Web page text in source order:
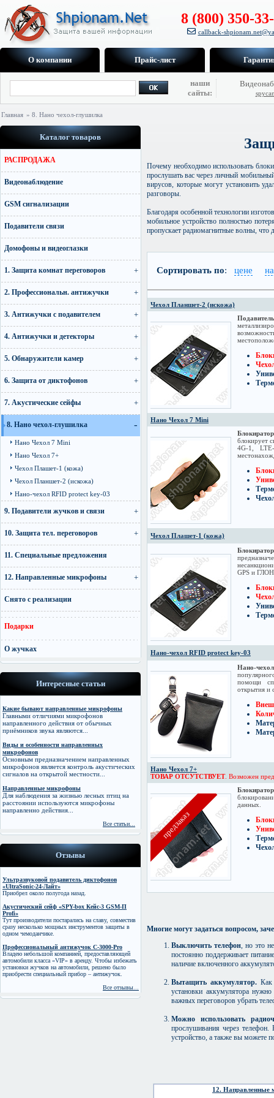
8 (800) 350-
callback-
О компании Прайс-лист
наши
сайты:
Главная » 8. Нано чехол-глушилка
Каталог товаров
РАСПРОДАЖА
Видеонаблюдение
GSM сигнализации
Подавители связи
Домофоны и видеоглазки
1. Защита комнат переговоров
2. Профессиональн. антижучки
3. Антижучки с подавителем
4. Антижучки и детекторы
5. Обнаружители камер
6. Защита от диктофонов
7. Акустические сейфы
8. Нано чехол-глушилка
Нано Чехол 7 Mini
Нано Чехол 7+
Чехол Плашет-1 (кожа)
Чехол Планшет-2 (искожа)
Нано-чехол RFID protect key-03
9. Подавители жучков и связи
10. Защита тел. переговоров
11. Специальные предложения
12. Направленные микрофоны
Снято с реализации
Подарки
О жучках
Интересные статьи
Какие бывают направленные микрофоны
Главными отличиями микрофонов
направленного действия от обычных
приёмников звука являются...
Виды и особенности направленных
микрофонов
Основным предназначением направленных
микрофонов является контроль акустических
сигналов на открытой местности...
Направленные микрофоны
Для наблюдения за жизнью лесных птиц на
расстоянии используются микрофоны
направленно действия...
Все статьи...
Отзывы
Ультразвуковой подавитель диктофонов
«UltraSonic-24-Лайт»
Приобрел около полугода назад.
Акустический сейф «SPY-box Кейс-3 GSM-П
Profi»
Тут производители постарались на славу, совместив
сразу несколько мощных инструментов защиты в
одном чемоданчике.
Профессиональный антижучок C-3000-Pro
Владею небольшой компанией, предоставляющей
автомобили класса «VIP» в аренду. Чтобы избежать
установки жучков на автомобили, решено было
приобрести специальный прибор – антижучок.
Все отзывы...
Почему необходимо использовать
прослушать вас через личный
вирусов, которые могут установить
разговоры.
Благодаря особенной технологии
мобильное устройство полностью
пропускает радиомагнитные волны,
Сортировать по: цене
Чехол Планшет-2 (искожа)
Нано Чехол 7 Mini
блокирует
4G-1,
Чехол Плашет-1 (кожа)
GPS и
Нано-чехол RFID protect key-03
Нано-
помощи
открытия и
Нано Чехол 7+
ТОВАР ОТСУТСТВУЕТ. Возможен
предзаказ
данных.
Многие могут задаться вопросом,
Выключить телефон, но это
постоянно поддерживает
наличие включенного
Вытащить аккумулятор.Как
установки аккумулятора
важных переговоров убрать
Можно использовать
прослушивания через телефон.
устройство, а также вы можете
12. Направленные